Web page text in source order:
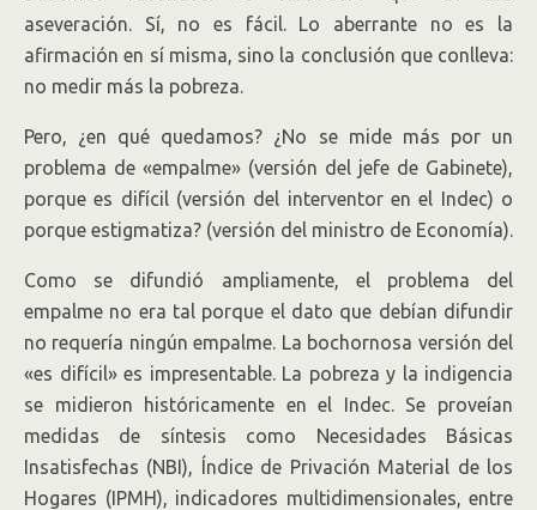
aseveración. Sí, no es fácil. Lo aberrante no es la
afirmación en sí misma, sino la conclusión que conlleva:
no medir más la pobreza.
Pero, ¿en qué quedamos? ¿No se mide más por un
problema de «empalme» (versión del jefe de Gabinete),
porque es difícil (versión del interventor en el Indec) o
porque estigmatiza? (versión del ministro de Economía).
Como se difundió ampliamente, el problema del
empalme no era tal porque el dato que debían difundir
no requería ningún empalme. La bochornosa versión del
«es difícil» es impresentable. La pobreza y la indigencia
se midieron históricamente en el Indec. Se proveían
medidas de síntesis como Necesidades Básicas
Insatisfechas (NBI), Índice de Privación Material de los
Hogares (IPMH), indicadores multidimensionales, entre